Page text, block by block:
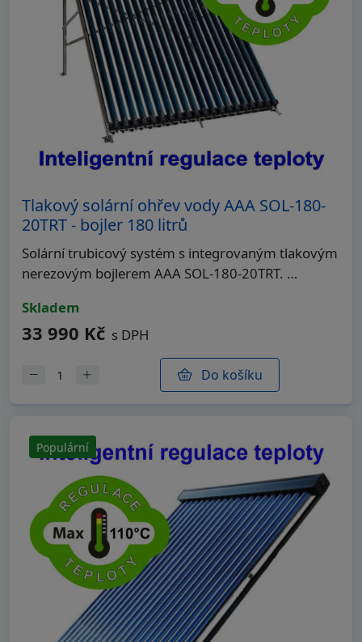
Tlakový solární ohřev vody AAA SOL-180-
20TRT - bojler 180 litrů
Solární trubicový systém s integrovaným tlakovým
​nerezovým bojlerem AAA SOL-180-20TRT. …
skladem
33 990 Kč s DPH
Do košíku
Populární